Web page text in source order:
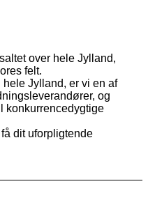
over hele Jylland,
felt.
hele Jylland, er vi en af
og
konkurrencedygtige
dit uforpligtende